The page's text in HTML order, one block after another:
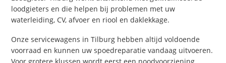
loodgieters en die helpen bij problemen met uw
waterleiding, CV, afvoer en riool en daklekkage.
Onze servicewagens in Tilburg hebben altijd voldoende
voorraad en kunnen uw spoedreparatie vandaag uitvoeren.
Voor grotere klussen wordt eerst een noodvoorziening